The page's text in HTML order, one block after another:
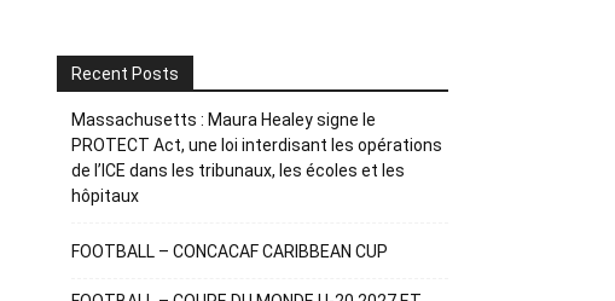
Recent Posts
Massachusetts : Maura Healey signe le
PROTECT Act, une loi interdisant les opérations
de l’ICE dans les tribunaux, les écoles et les
hôpitaux
FOOTBALL – CONCACAF CARIBBEAN CUP